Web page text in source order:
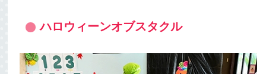
ハロウィーンオブスタクル